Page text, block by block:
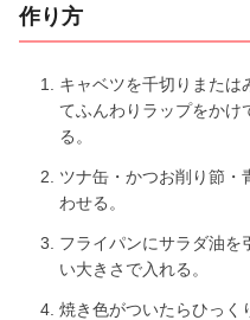
作り方
キャベツを千切りまたは
てふんわりラップをかけ
る。
ツナ缶・かつお削り節・
わせる。
フライパンにサラダ油を
い大きさで入れる。
焼き色がついたらひっく